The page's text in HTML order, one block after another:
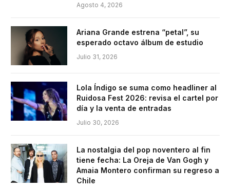
Agosto 4, 2026
Ariana Grande estrena “petal”, su
esperado octavo álbum de estudio
Julio 31, 2026
Lola Índigo se suma como headliner al
Ruidosa Fest 2026: revisa el cartel por
día y la venta de entradas
Julio 30, 2026
La nostalgia del pop noventero al fin
tiene fecha: La Oreja de Van Gogh y
Amaia Montero confirman su regreso a
Chile